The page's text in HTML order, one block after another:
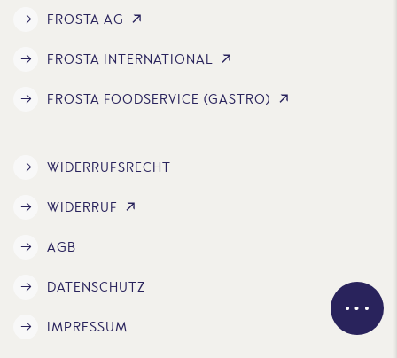
FROSTA AG
FROSTA INTERNATIONAL
FROSTA FOODSERVICE (GASTRO)
WIDERRUFSRECHT
WIDERRUF
AGB
DATENSCHUTZ
IMPRESSUM